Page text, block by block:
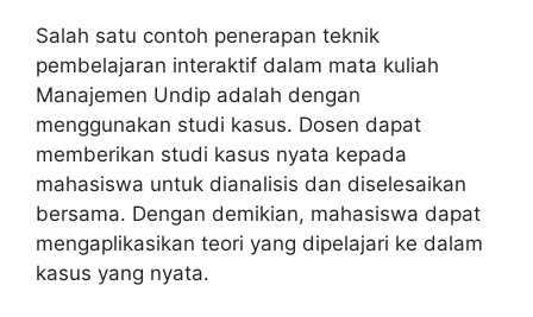
Salah satu contoh penerapan teknik
pembelajaran interaktif dalam mata kuliah
Manajemen Undip adalah dengan
menggunakan studi kasus. Dosen dapat
memberikan studi kasus nyata kepada
mahasiswa untuk dianalisis dan diselesaikan
bersama. Dengan demikian, mahasiswa dapat
mengaplikasikan teori yang dipelajari ke dalam
kasus yang nyata.